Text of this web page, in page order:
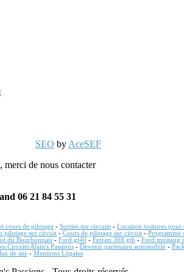
SEO by AceSEF
merci de nous contacter
06 21 84 55 31
cours de pilotage - Sorties sur circuits - Location voitures pour
pilotage sur circuit - Cours de pilotage sur circuit - Programme
du Bourbonnais - Ford gt40 - Ferrari 308 gtb - Ford mustang
Circuits Alain's Passions - Devenir partenaire automobile -
de site - Mentions Légales